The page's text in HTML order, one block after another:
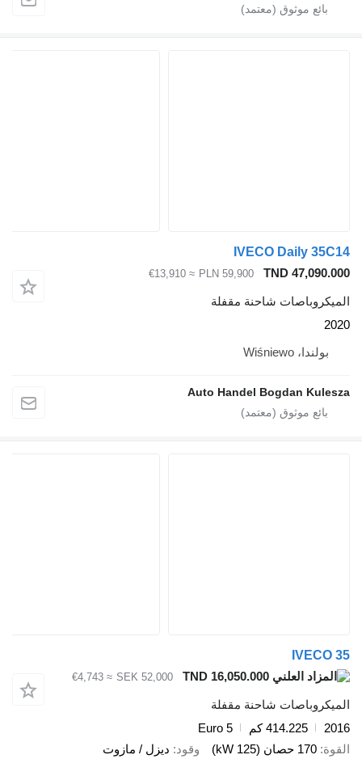
IVECO Daily
TND
PLN 59,900
≈ €13,910
شاحنة مقفلة
بولندا، Wiśniewo
Auto Handel Bogdan
TND 16,050.000
SEK 52,000
≈ €4,743
شاحنة مقفلة
414.225 كم
Euro 5
170 حصان (125 kW) وقود
ديزل / مازوت